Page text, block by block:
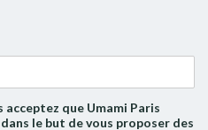
acceptez que Umami Paris
le but de vous proposer des